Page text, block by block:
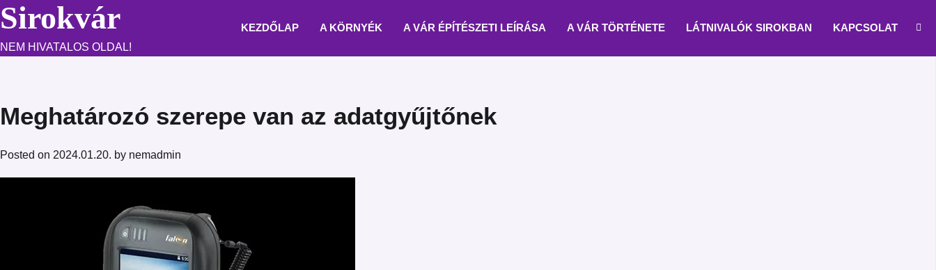
Skip
to
content
Sirokvár
NEM HIVATALOS OLDAL!
KEZDŐLAP A KÖRNYÉK A VÁR ÉPÍTÉSZETI LEÍRÁSA A VÁR TÖRTÉNETE LÁTNIVALÓK SIROKBAN KAPCSOLAT
Meghatározó szerepe van az adatgyűjtőnek
Posted on 2024.01.20. by nemadmin